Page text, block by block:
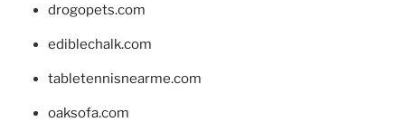
drogopets.com
ediblechalk.com
tabletennisnearme.com
oaksofa.com